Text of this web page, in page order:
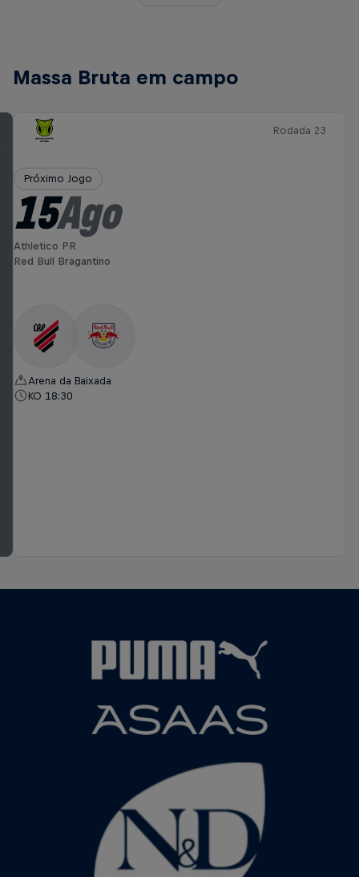
Massa Bruta em campo
Rodada 23
Próximo Jogo
15Ago
Athletico PR
Red Bull Bragantino
Arena da Baixada
KO 18:30